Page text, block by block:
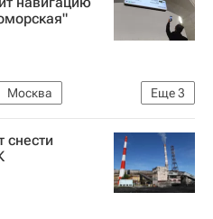
Еще3
Москва
Инфраструктура
снести